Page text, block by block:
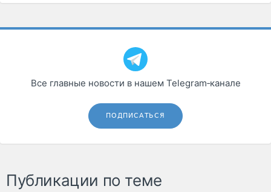
Все главные новости в нашем Telegram‑канале
ПОДПИСАТЬСЯ
Публикации по теме